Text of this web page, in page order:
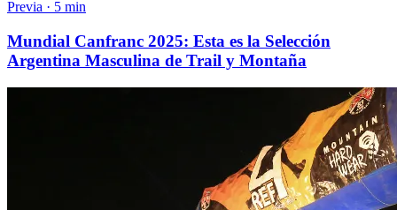
Previa · 5 min
Mundial Canfranc 2025: Esta es la Selección
Argentina Masculina de Trail y Montaña